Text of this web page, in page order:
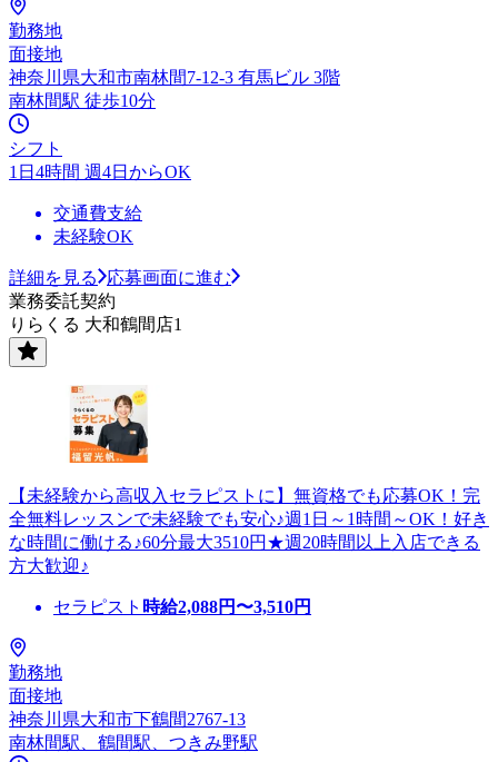
勤務地
面接地
神奈川県大和市南林間7-12-3 有馬ビル 3階
南林間駅 徒歩10分
シフト
1日4時間 週4日からOK
交通費支給
未経験OK
詳細を見る
応募画面に進む
業務委託契約
りらくる 大和鶴間店1
【未経験から高収入セラピストに】無資格でも応募OK！完
全無料レッスンで未経験でも安心♪週1日～1時間～OK！好き
な時間に働ける♪60分最大3510円★週20時間以上入店できる
方大歓迎♪
セラピスト 時給2,088円〜3,510円
勤務地
面接地
神奈川県大和市下鶴間2767-13
南林間駅、鶴間駅、つきみ野駅